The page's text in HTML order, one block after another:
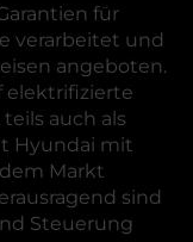
für
verarbeitet und
angeboten.
elektrifizierte
auch als
Hyundai mit
Markt
sind
Steuerung